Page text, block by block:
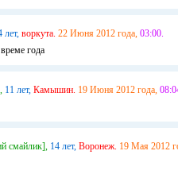
лет, воркута. 22 Июня 2012 года, 03:00.
года
11 лет, Камышин. 19 Июня 2012 года,
смайлик], 14 лет, Воронеж. 19 Мая 2012